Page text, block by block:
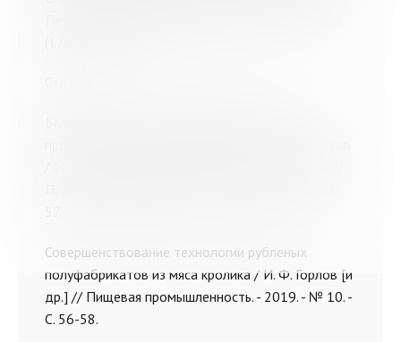
Совершенствование технологии рубленых
полуфабрикатов из мяса кролика / И. Ф. Горлов [и
др.] // Пищевая промышленность. - 2019. - № 10. -
С. 56-58.